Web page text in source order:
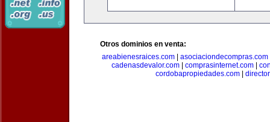
Otros dominios en venta:
areabienesraices.com| asociaciondecompras.com
cadenasdevalor.com
comprasinternet.com
cordobapropiedades.com